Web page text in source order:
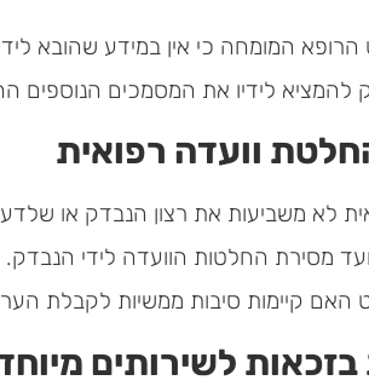
המומחה כי אין במידע שהובא
לידיו את המסמכים הנוספים
וועדה רפואית
לא משביעות את רצון הנבדק או
מסירת החלטות הוועדה לידי
קיימות סיבות ממשיות לקבלת
לשירותים